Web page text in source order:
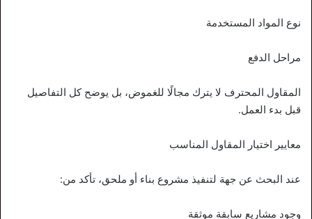
نوع المواد المستخدمة
مراحل الدفع
المقاول المحترف لا يترك مجالًا للغموض، بل يوضح كل التفاصيل
قبل بدء العمل.
معايير اختيار المقاول المناسب
عند البحث عن جهة لتنفيذ مشروع بناء أو ملحق، تأكد من:
وجود مشاريع سابقة موثقة